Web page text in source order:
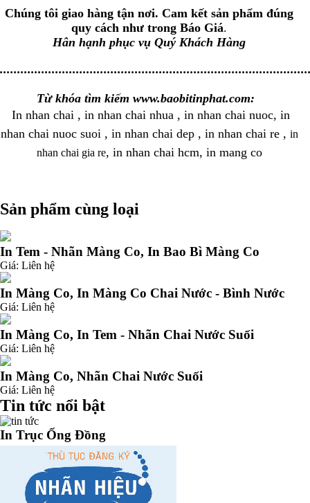
Chúng tôi giao hàng tận nơi. Cam kết sản phẩm đúng
quy cách như trong Báo Giá.
Hân hạnh phục vụ Quý Khách Hàng
Từ khóa tìm kiếm www.baobitinphat.com:
In nhan chai , in nhan chai nhua , in nhan chai nuoc, in
nhan chai nuoc suoi , in nhan chai dep , in nhan chai re , in
nhan chai gia re, in nhan chai hcm, in mang co
Sản phẩm cùng loại
In Tem - Nhãn Màng Co, In Bao Bì Màng Co
Giá: Liên hệ
In Màng Co, In Màng Co Chai Nước - Bình Nước
Giá: Liên hệ
In Màng Co, In Tem - Nhãn Chai Nước Suối
Giá: Liên hệ
In Màng Co, Nhãn Chai Nước Suối
Giá: Liên hệ
Tin tức nổi bật
In Trục Ống Đồng